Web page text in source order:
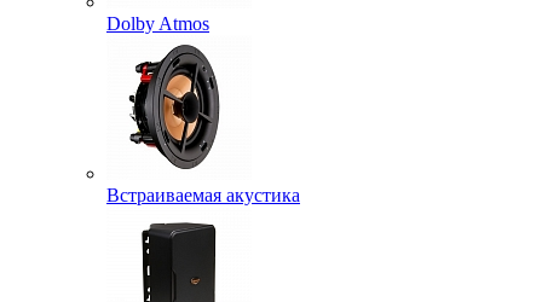
Dolby Atmos
Встраиваемая акустика